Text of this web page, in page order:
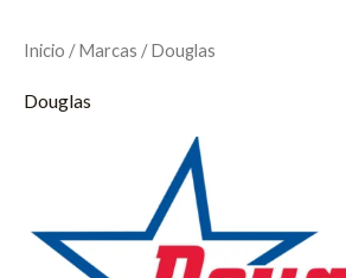
Inicio /Marcas / Douglas
Douglas